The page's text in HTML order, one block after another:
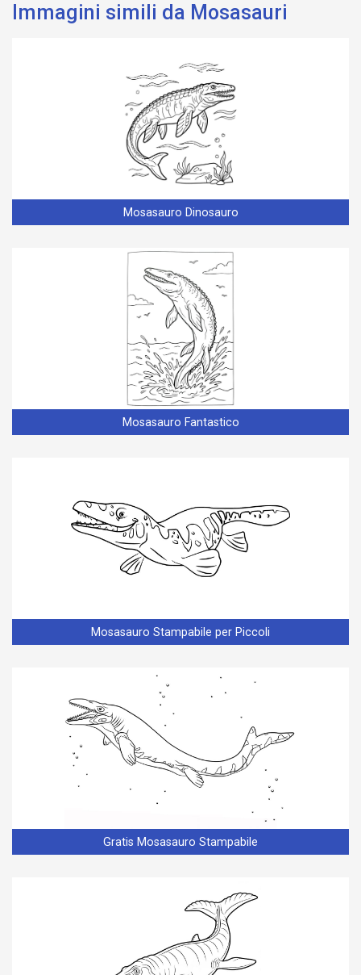
Immagini simili da Mosasauri
Mosasauro Dinosauro
Mosasauro Fantastico
Mosasauro Stampabile per Piccoli
Gratis Mosasauro Stampabile